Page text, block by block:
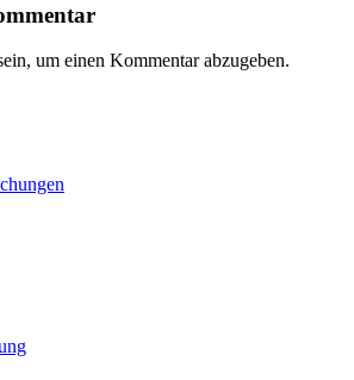
um einen Kommentar abzugeben.